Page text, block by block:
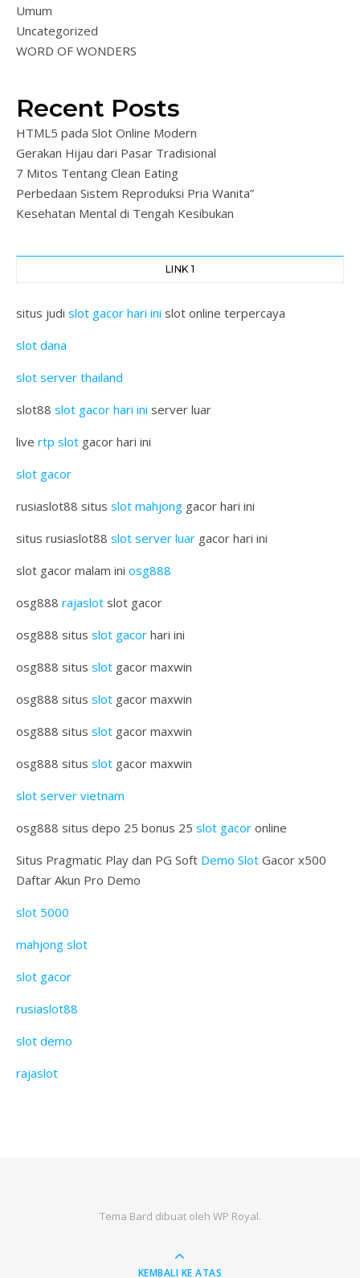
Umum
Uncategorized
WORD OF WONDERS
Recent Posts
HTML5 pada Slot Online Modern
Gerakan Hijau dari Pasar Tradisional
7 Mitos Tentang Clean Eating
Perbedaan Sistem Reproduksi Pria Wanita”
Kesehatan Mental di Tengah Kesibukan
LINK 1
situs judi slot gacor hari ini slot online terpercaya
slot dana
slot server thailand
slot88 slot gacor hari ini server luar
live rtp slot gacor hari ini
slot gacor
rusiaslot88 situs slot mahjong gacor hari ini
situs rusiaslot88 slot server luar gacor hari ini
slot gacor malam ini osg888
osg888 rajaslot slot gacor
osg888 situs slot gacor hari ini
osg888 situs slot gacor maxwin
osg888 situs slot gacor maxwin
osg888 situs slot gacor maxwin
osg888 situs slot gacor maxwin
slot server vietnam
osg888 situs depo 25 bonus 25 slot gacor online
Situs Pragmatic Play dan PG Soft Demo Slot Gacor x500
Daftar Akun Pro Demo
slot 5000
mahjong slot
slot gacor
rusiaslot88
slot demo
rajaslot
Tema Bard dibuat oleh WP Royal.
KEMBALI KE ATAS